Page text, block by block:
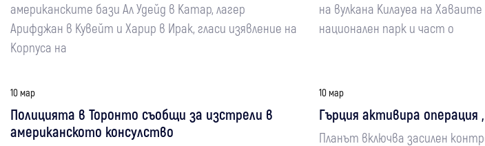
американските бази Ал Удейд в Катар, лагер
Арифджан в Кувейт и Харир в Ирак, гласи изявление на
Корпуса на
на вулкана Килауеа на
национален парк и част о
10 мар
Полицията в Торонто съобщи за изстрели в
американското консулство
10 мар
Гърция активира операция
Планът включва засилен